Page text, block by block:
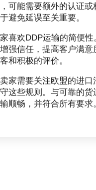
可能需要额外的认证或
避免延误至关重要。
喜欢DDP运输的简便
强信任，提高客户满意
和积极的评价。
家需要关注欧盟的进口
这些规则。与可靠的
顺畅，并符合所有要求